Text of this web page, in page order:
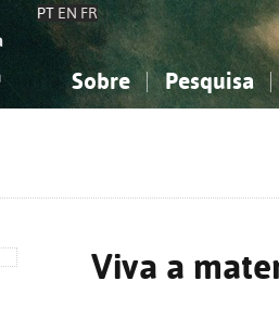
PT EN FR
Sobre Pesquisa
Viva a